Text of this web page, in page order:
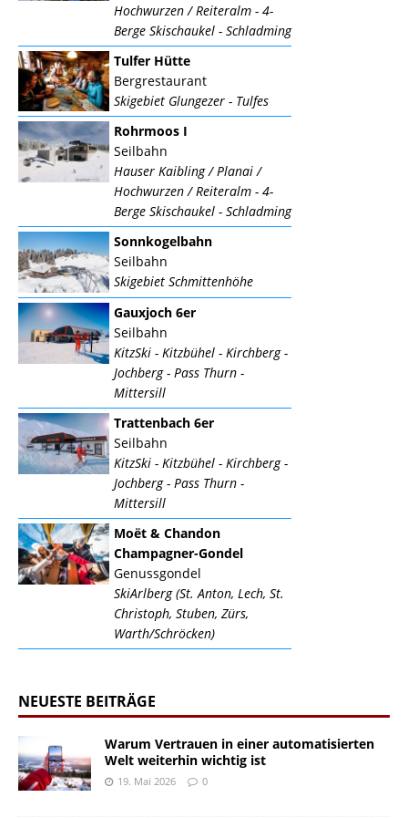
Hochwurzen / Reiteralm - 4-
Berge Skischaukel - Schladming
Tulfer Hütte
Bergrestaurant
Skigebiet Glungezer - Tulfes
Rohrmoos I
Seilbahn
Hauser Kaibling / Planai /
Hochwurzen / Reiteralm - 4-
Berge Skischaukel - Schladming
Sonnkogelbahn
Seilbahn
Skigebiet Schmittenhöhe
Gauxjoch 6er
Seilbahn
KitzSki - Kitzbühel - Kirchberg -
Jochberg - Pass Thurn -
Mittersill
Trattenbach 6er
Seilbahn
KitzSki - Kitzbühel - Kirchberg -
Jochberg - Pass Thurn -
Mittersill
Moët & Chandon
Champagner-Gondel
Genussgondel
SkiArlberg (St. Anton, Lech, St.
Christoph, Stuben, Zürs,
Warth/Schröcken)
NEUESTE BEITRÄGE
Warum Vertrauen in einer automatisierten
Welt weiterhin wichtig ist
19. Mai 2026 0